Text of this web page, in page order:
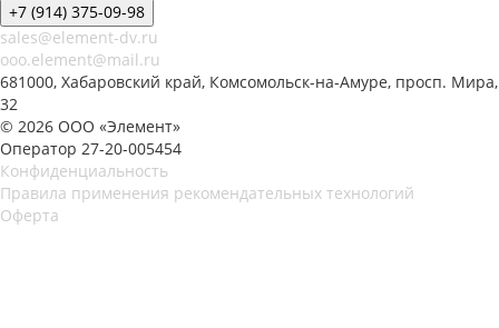
+7 (914) 375-09-98
sales@element-dv.ru
ooo.element@mail.ru
681000, Хабаровский край, Комсомольск-на-Амуре, просп. Мира,
32
© 2026 ООО «Элемент»
Оператор 27-20-005454
Конфиденциальность
Правила применения рекомендательных технологий
Оферта